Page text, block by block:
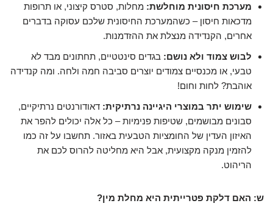
מערכת חיסונית מוחלשת: מחלות, סטרס קיצוני, או תרופות
מדכאות חיסון – כשהמערכת החיסונית שלכם עסוקה בדברים
אחרים, הקנדידה מנצלת את ההזדמנות.
לבוש צמוד ולא נושם: בגדים סינטטיים, תחתונים מבד לא
טבעי, או מכנסיים צמודים יוצרים סביבה חמה ולחה. ומה קנדידה
אוהבת? לחות וחום!
שימוש יתר במוצרי היגיינה נרתיקית: דאודורנטים נרתיקיים,
סבונים מבושמים, שטיפות פנימיות – כל אלה יכולים להפר את
האיזון העדין של החומציות הטבעית באזור. תחשבו על זה כמו
להזמין מנקה מקצועית, אבל היא מחליטה להרוס לכם את
הריהוט.
ש: האם דלקת פטרייתית היא מחלת מין?